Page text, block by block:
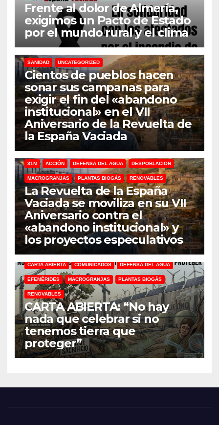
Frente al dolor de Almería,
exigimos un Pacto de Estado
por el mundo rural y el clima
31M DEFENSA DEL AGUA DESPOBLACION FERROCARRIL
MACROGRANJAS PLANTAS BIOGÁS RENOVABLES
SANIDAD UNCATEGORIZED
Cientos de pueblos hacen
sonar sus campanas para
exigir el fin del «abandono
institucional» en el VII
Aniversario de la Revuelta de
la España Vaciada
31M ACCIÓN DEFENSA DEL AGUA DESPOBLACION
MACROGRANJAS PLANTAS BIOGÁS RENOVABLES
La Revuelta de la España
Vaciada se moviliza en su VII
Aniversario contra el
«abandono institucional» y
los proyectos especulativos
CARTA ABIERTA COMUNICADOS DEFENSA DEL AGUA
EFEMÉRIDES MACROGRANJAS PLANTAS BIOGÁS
RENOVABLES
CARTA ABIERTA: “No hay
nada que celebrar si no
tenemos tierra que
proteger”